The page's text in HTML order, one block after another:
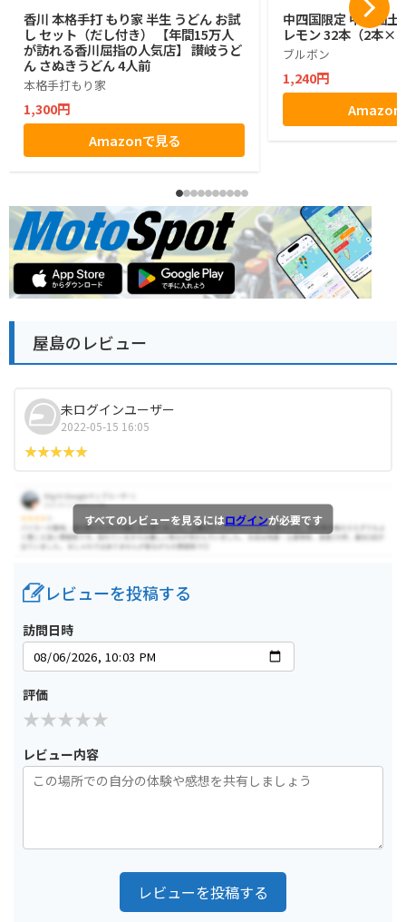
香川 本格手打 もり家 半生 うどん お試
し セット（だし付き） 【年間15万人
が訪れる香川屈指の人気店】 讃岐うど
ん さぬきうどん 4人前
本格手打もり家
1,300円
Amazonで見る
中四国限定 中四国土
レモン 32本（2本
ブルボン
1,240円
Amazon
屋島のレビュー
未ログインユーザー
2022-05-15 16:05
すべてのレビューを見るにはログインが必要です
レビューを投稿する
訪問日時
評価
レビュー内容
レビューを投稿する